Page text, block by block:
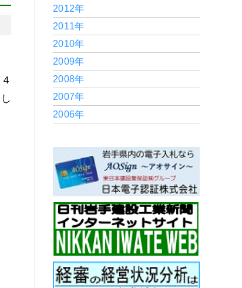
2012年
2011年
2010年
2009年
2008年
2007年
2006年